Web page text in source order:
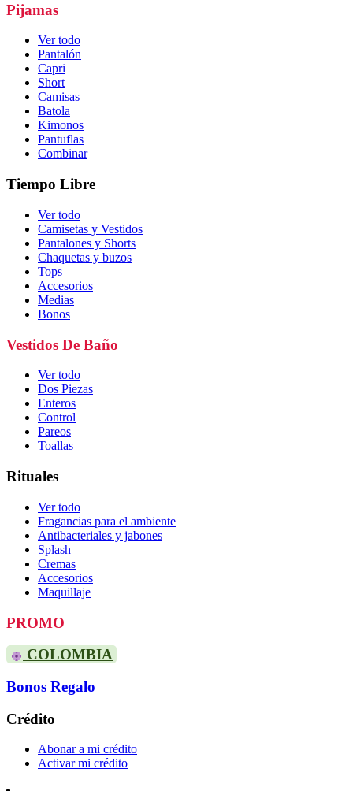
Pijamas
Ver todo
Pantalón
Capri
Short
Camisas
Batola
Kimonos
Pantuflas
Combinar
Tiempo Libre
Ver todo
Camisetas y Vestidos
Pantalones y Shorts
Chaquetas y buzos
Tops
Accesorios
Medias
Bonos
Vestidos De Baño
Ver todo
Dos Piezas
Enteros
Control
Pareos
Toallas
Rituales
Ver todo
Fragancias para el ambiente
Antibacteriales y jabones
Splash
Cremas
Accesorios
Maquillaje
PROMO
COLOMBIA
Bonos Regalo
Crédito
Abonar a mi crédito
Activar mi crédito